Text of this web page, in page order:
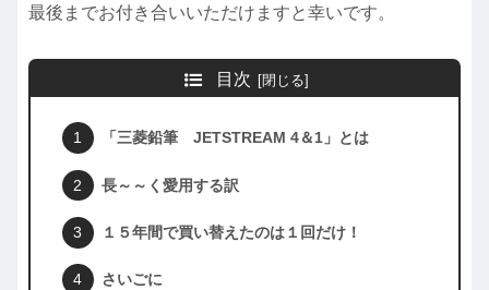
最後までお付き合いいただけますと幸いです。
目次
「三菱鉛筆 JETSTREAM 4＆1」とは
長～～く愛用する訳
１５年間で買い替えたのは１回だけ！
さいごに